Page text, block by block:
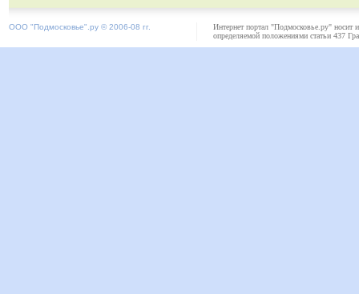
ООО "Подмосковье" .ру © 2006-08 гг.
Интернет портал "Подмосковье.ру" носит
определяемой положениями статьи 437